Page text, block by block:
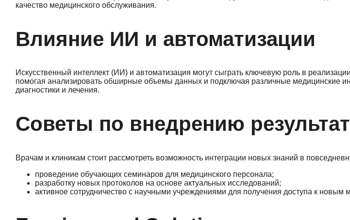
качество медицинского обслуживания.
Влияние ИИ и автоматизации
Искусственный интеллект (ИИ) и автоматизация могут сыграть ключевую роль в
помогая анализировать обширные объемы данных и подключая различные медицинские
диагностики и лечения.
Советы по внедрению
Врачам и клиникам стоит рассмотреть возможность интеграции новых знаний в
проведение обучающих семинаров для медицинского персонала;
разработку новых протоколов на основе актуальных исследований;
активное сотрудничество с научными учреждениями для получения доступа к новым